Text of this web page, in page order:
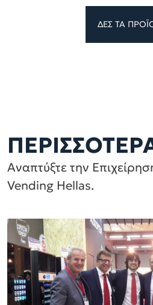
ΔΕΣ ΤΑ
Αναπτύξτε την
Vending Hellas.